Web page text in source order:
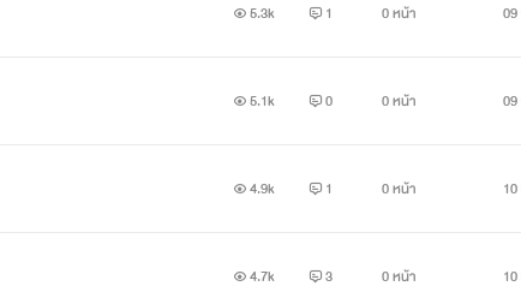
5.3k 1 0 หน้า
5.1k 0 0 หน้า
4.9k 1 0 หน้า
4.7k 3 0 หน้า